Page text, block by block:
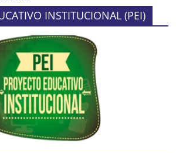
INSTITUCIONAL (PEI)